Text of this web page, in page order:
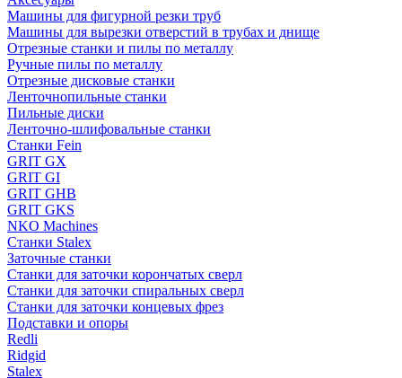
Машины для фигурной резки труб
Машины для вырезки отверстий в трубах и днище
Отрезные станки и пилы по металлу
Ручные пилы по металлу
Отрезные дисковые станки
Ленточнопильные станки
Пильные диски
Ленточно-шлифовальные станки
Станки Fein
GRIT GX
GRIT GI
GRIT GHB
GRIT GKS
NKO Machines
Станки Stalex
Заточные станки
Станки для заточки корончатых сверл
Станки для заточки спиральных сверл
Станки для заточки концевых фрез
Подставки и опоры
Redli
Ridgid
Stalex